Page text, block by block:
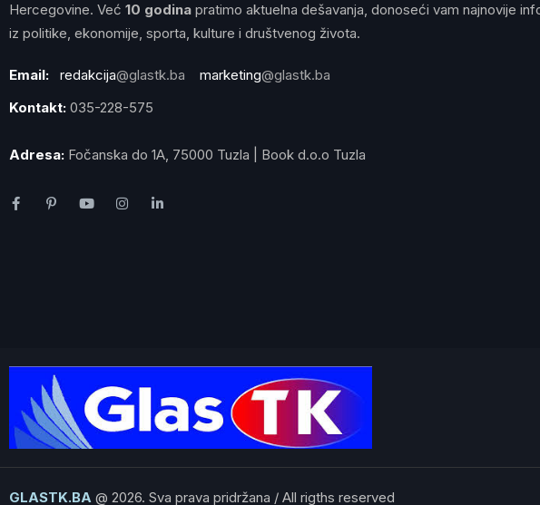
Hercegovine. Već 10 godina pratimo aktuelna dešavanja, donoseći vam najnovije
iz politike, ekonomije, sporta, kulture i društvenog života.
Email: redakcija@glastk.ba marketing@glastk.ba
Kontakt: 035-228-575
Adresa: Fočanska do 1A, 75000 Tuzla | Book d.o.o Tuzla
GLASTK.BA @ 2026. Sva prava pridržana / All rigths reserved